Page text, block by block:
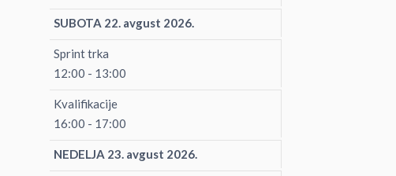
SUBOTA 22. avgust 2026.
Sprint trka
12:00 - 13:00
Kvalifikacije
16:00 - 17:00
NEDELJA 23. avgust 2026.